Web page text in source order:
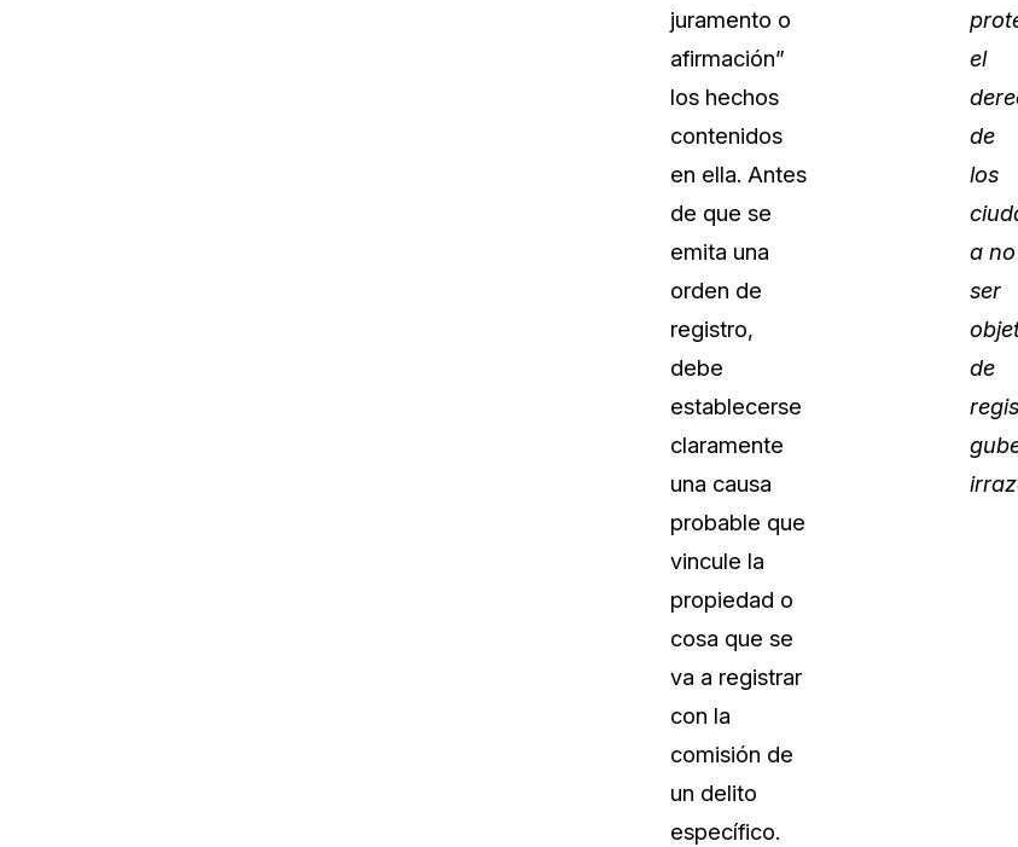
juramento o
afirmación”
los hechos
contenidos
en ella. Antes
de que se
emita una
orden de
registro,
debe
establecerse
claramente
una causa
probable que
vincule la
propiedad o
cosa que se
va a registrar
con la
comisión de
un delito
específico.
el
de
los
a no
ser
de